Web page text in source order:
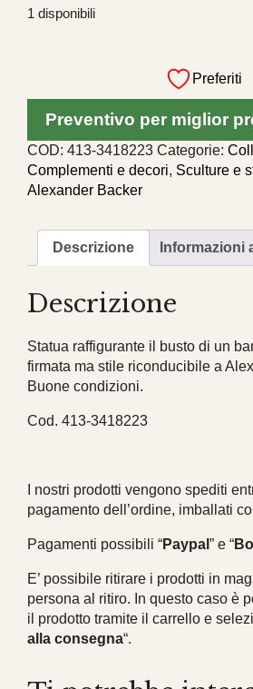
1 disponibili
gesso
possibile
Alexander
Backer
Preferiti
Preventivo per miglior
COD: 413-3418223 Categorie:
Complementi e decori, Sculture e
Alexander Backer
Descrizione Informazioni
Descrizione
Statua raffigurante il busto di un
firmata ma stile riconducibile a
Buone condizioni.
Cod. 413-3418223
I nostri prodotti vengono spediti
pagamento dell’ordine, imballati
Pagamenti possibili “Paypal ” e “
E’ possibile ritirare i prodotti in
persona al ritiro. In questo caso è
il prodotto tramite il carrello e
alla consegna“.